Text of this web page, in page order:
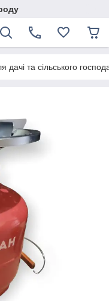
дачі та сільського